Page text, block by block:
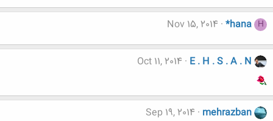
H
*hana
Nov 15, 2014
E . H . S . A . N
Oct 11, 2014
mehrazban
Sep 19, 2014